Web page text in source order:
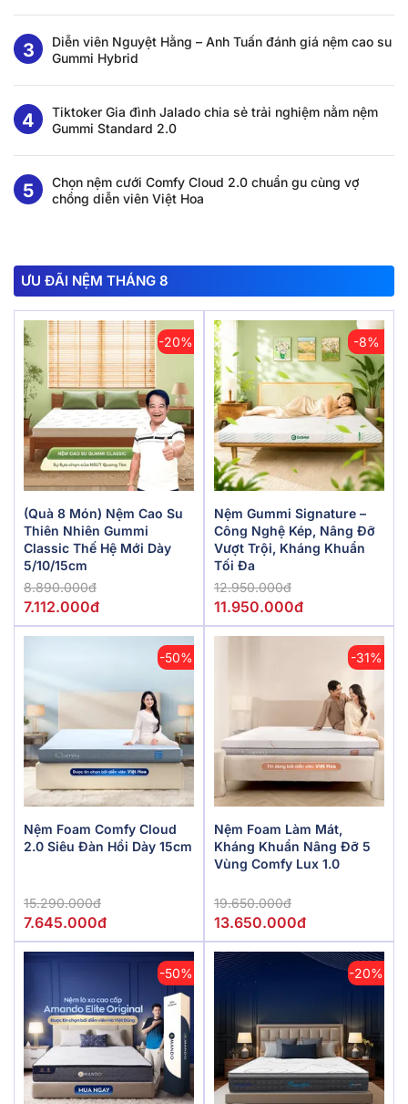
Diễn viên Nguyệt Hằng – Anh Tuấn đánh giá nệm cao su
Gummi Hybrid
Tiktoker Gia đình Jalado chia sẻ trải nghiệm nằm nệm
Gummi Standard 2.0
Chọn nệm cưới Comfy Cloud 2.0 chuẩn gu cùng vợ
chồng diễn viên Việt Hoa
ƯU ĐÃI NỆM THÁNG 8
-20%
(Quà 8 Món) Nệm Cao Su
Thiên Nhiên Gummi
Classic Thế Hệ Mới Dày
5/10/15cm
8.890.000đ
7.112.000đ
-8%
Nệm Gummi Signature –
Công Nghệ Kép, Nâng Đỡ
Vượt Trội, Kháng Khuẩn
Tối Đa
12.950.000đ
11.950.000đ
-50%
Nệm Foam Comfy Cloud
2.0 Siêu Đàn Hồi Dày 15cm
15.290.000đ
7.645.000đ
-31%
Nệm Foam Làm Mát,
Kháng Khuẩn Nâng Đỡ 5
Vùng Comfy Lux 1.0
19.650.000đ
13.650.000đ
-50% -20%